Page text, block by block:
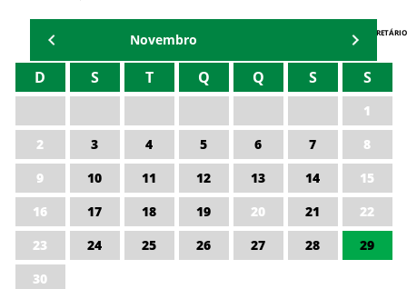
AGENDA DO SECRETÁRIO
Novembro
D S T Q Q S S
1
2
3 4 5 6 7
8
9
10 11 12 13 14
15
16
17 18 19 20 21
22
23
24 25 26 27 28
29
30